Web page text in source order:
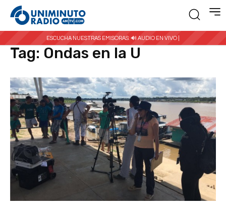
ESCUCHA NUESTRAS EMISORAS: 🔊 AUDIO EN VIVO |
Inicio Etiquetas Ondas en la U
Tag: Ondas en la U